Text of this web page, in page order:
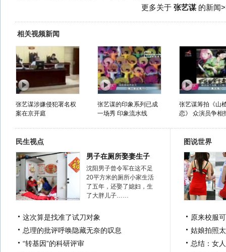
更多关于 张艺谋的新闻
相关视频新闻
张艺谋涉嫌侵犯署名权
案在京开庭
张艺谋的印象系列已成
一场秀 印象流水线
张艺谋筹拍《山
恋》 众演员争相
民生视点
男子在厕所娶妻生子
沈阳男子曾令军在这不足
20平方米的厕所小家生活
了五年，还娶了媳妇，生
了大胖儿子……
这次算是找准了试刀对象
总理的批评呼唤隐藏无奈的叹息
“转基因”的科研评审
图说世界
原来校服
姑娘拍照
总结：女